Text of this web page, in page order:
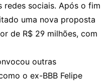
redes sociais. Após o fim
uma nova proposta
de R$ 29 milhões, com
outras
o ex-BBB Felipe